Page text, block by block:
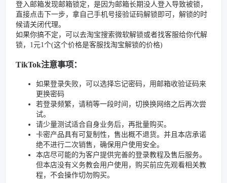
登入邮箱发现邮箱锁定，是因为邮箱长期没人登入导致被锁，
直接点击下一步，拿自己手机号接验证码解锁即可，解锁的时
候请关闭代理。
如果你搞不定，可以去淘宝搜索微软解锁或者找客服给你代解
锁，1元1个(这个价格是客服找淘宝解锁的价格)
TikTok注意事项：
如果登录失败，可以选择忘记密码，用邮箱收验证码来
更换密码
若登录频繁，请稍等一段时间，切换换网络之后再次尝
试。
请少量测试适合自身业务后，再批量购买。
卡密产品具有可复制性，售出概不退货。并且本店承诺
绝不进行二次销售，确保用户使用安全。
本店尽可能的为客户提供完善的登录教程及售后服务。
但本店没有义务教会用户使用，购买前应先观看相关教
程，不会操作切勿购买。